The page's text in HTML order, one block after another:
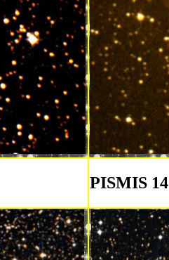
PISMIS 14